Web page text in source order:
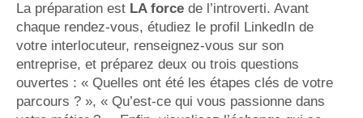
La préparation est LA force de l’introverti. Avant
chaque rendez-vous, étudiez le profil LinkedIn de
votre interlocuteur, renseignez-vous sur son
entreprise, et préparez deux ou trois questions
ouvertes : « Quelles ont été les étapes clés de votre
parcours ? », « Qu’est-ce qui vous passionne dans